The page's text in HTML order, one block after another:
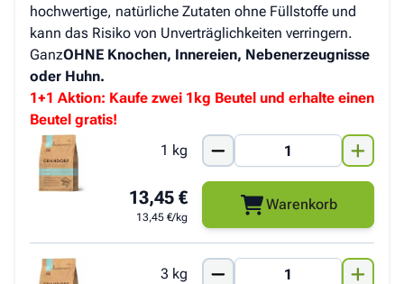
hochwertige, natürliche Zutaten ohne Füllstoffe und
kann das Risiko von Unverträglichkeiten verringern.
GanzOHNE Knochen, Innereien, Nebenerzeugnisse
oder Huhn.
1+1 Aktion: Kaufe zwei 1kg Beutel und erhalte einen
Beutel gratis!
1 kg
13,45 €
13,45 €/kg
Warenkorb
3 kg